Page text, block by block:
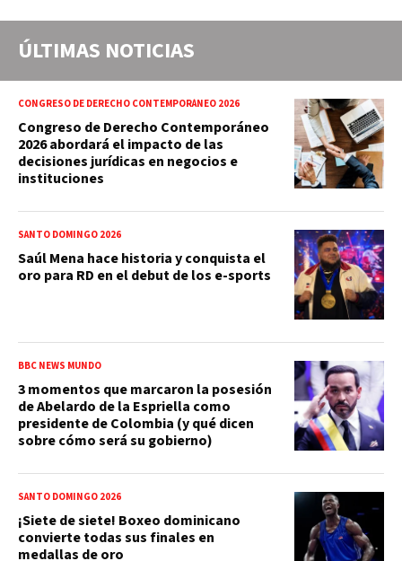
ÚLTIMAS NOTICIAS
CONGRESO DE DERECHO CONTEMPORÁNEO 2026
Congreso de Derecho Contemporáneo
2026 abordará el impacto de las
decisiones jurídicas en negocios e
instituciones
SANTO DOMINGO 2026
Saúl Mena hace historia y conquista el
oro para RD en el debut de los e-sports
BBC NEWS MUNDO
3 momentos que marcaron la posesión
de Abelardo de la Espriella como
presidente de Colombia (y qué dicen
sobre cómo será su gobierno)
SANTO DOMINGO 2026
¡Siete de siete! Boxeo dominicano
convierte todas sus finales en
medallas de oro